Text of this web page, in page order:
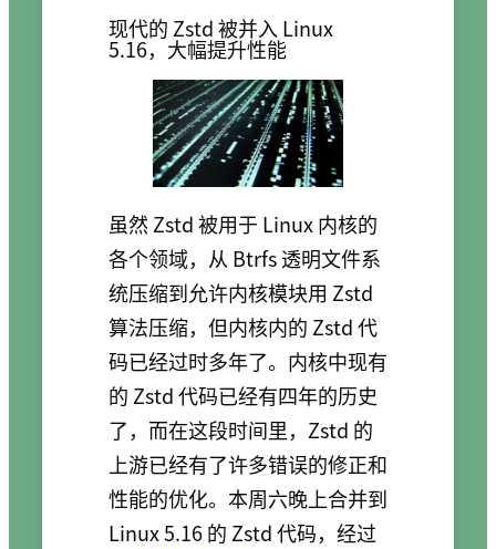
现代的 Zstd 被并入 Linux
5.16，大幅提升性能
虽然 Zstd 被用于 Linux 内核的
各个领域，从 Btrfs 透明文件系
统压缩到允许内核模块用 Zstd
算法压缩，但内核内的 Zstd 代
码已经过时多年了。内核中现有
的 Zstd 代码已经有四年的历史
了，而在这段时间里，Zstd 的
上游已经有了许多错误的修正和
性能的优化。本周六晚上合并到
Linux 5.16 的 Zstd 代码，经过